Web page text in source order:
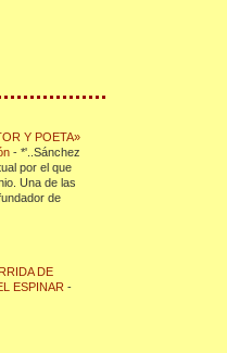
Y POETA»
-*'..Sánchez
por el que
Una de las
de
DE
ESPINAR-